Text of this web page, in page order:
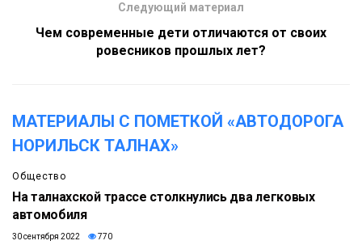
Следующий материал
Чем современные дети отличаются от своих
ровесников прошлых лет?
МАТЕРИАЛЫ С ПОМЕТКОЙ «АВТОДОРОГА
НОРИЛЬСК ТАЛНАХ»
Общество
На талнахской трассе столкнулись два легковых
автомобиля
30 сентября 2022 770